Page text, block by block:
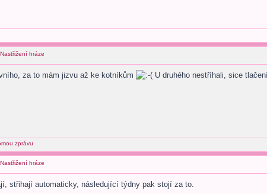
hráze
za to mám jizvu až ke kotníkům
U druhého nestříhali, sice
hráze
střihají automaticky, následující týdny pak stojí za to.